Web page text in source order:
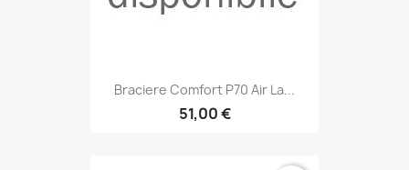
Braciere Comfort P70 Air La...
51,00 €